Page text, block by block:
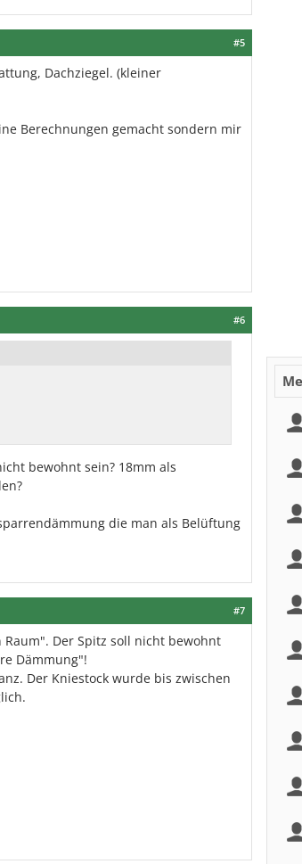
#5
Dachziegel. (kleiner
Berechnungen gemacht sondern mir
#6
bewohnt sein? 18mm als
die man als Belüftung
#7
Der Spitz soll nicht bewohnt
Dämmung"!
Der Kniestock wurde bis zwischen